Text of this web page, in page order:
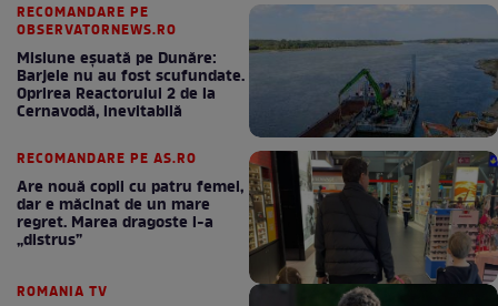
RECOMANDARE PE
OBSERVATORNEWS.RO
Misiune eșuată pe Dunăre:
Barjele nu au fost scufundate.
Oprirea Reactorului 2 de la
Cernavodă, inevitabilă
RECOMANDARE PE AS.RO
Are nouă copii cu patru femei,
dar e măcinat de un mare
regret. Marea dragoste l-a
„distrus”
ROMANIA TV